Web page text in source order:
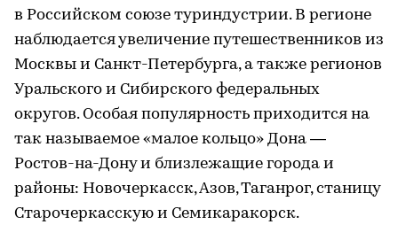
в Российском союзе туриндустрии. В регионе
наблюдается увеличение путешественников из
Москвы и Санкт-Петербурга, а также регионов
Уральского и Сибирского федеральных
округов. Особая популярность приходится на
так называемое «малое кольцо» Дона —
Ростов-на-Дону и близлежащие города и
районы: Новочеркасск, Азов, Таганрог, станицу
Старочеркасскую и Семикаракорск.